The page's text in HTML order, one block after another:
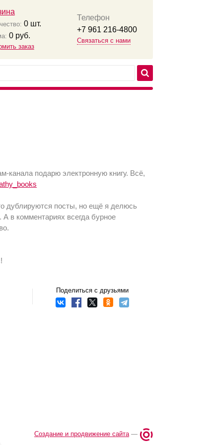
0шт.
0руб.
заказ
Телефон
+7 961 216-4800
Связаться с нами
канала подарю электронную книгу. Всё,
дублируются посты, но ещё я делюсь
в комментариях всегда бурное
Поделиться с друзьями
Создание и продвижение сайта—